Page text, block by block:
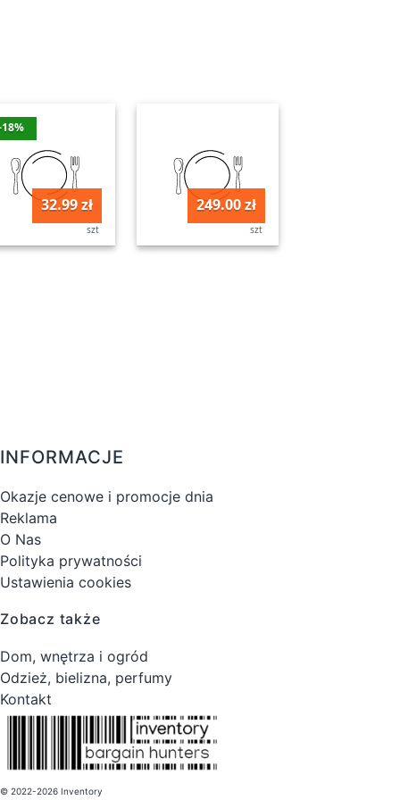
32.99 zł
szt
249.00 zł
szt
INFORMACJE
Okazje cenowe i promocje dnia
Reklama
O Nas
Polityka prywatności
Ustawienia cookies
Zobacz także
Dom, wnętrza i ogród
Odzież, bielizna, perfumy
Kontakt
© 2022-2026 Inventory